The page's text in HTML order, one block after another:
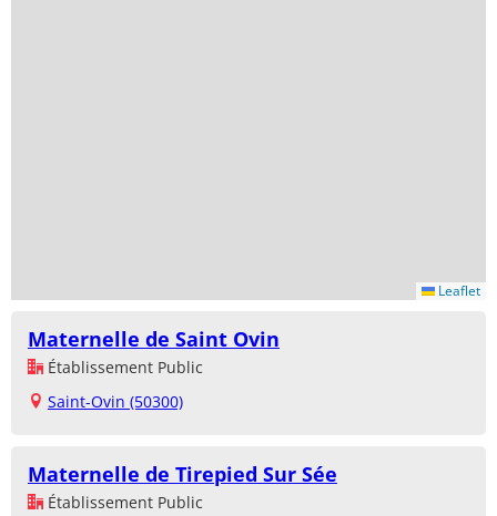
Leaflet
Maternelle de Saint Ovin
Établissement Public
Saint-Ovin (50300)
Maternelle de Tirepied Sur Sée
Établissement Public